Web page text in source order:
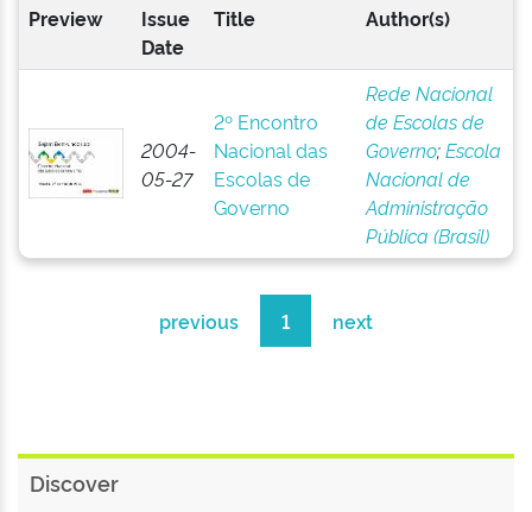
Preview
Issue
Date
Title Author(s)
2004-
05-27
2º Encontro
Nacional das
Escolas de
Governo
Rede Nacional
de Escolas de
Governo;Escola
Nacional de
Administração
Pública (Brasil)
previous 1 next
Discover